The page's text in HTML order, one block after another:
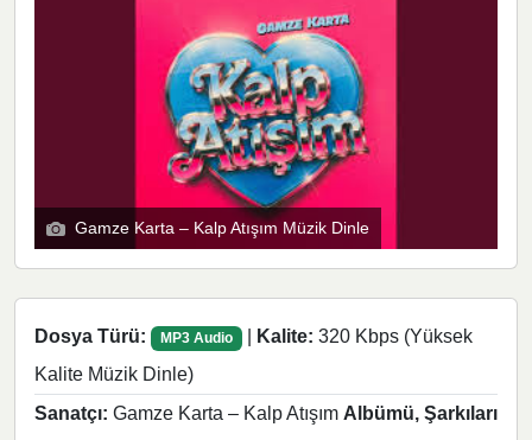
Gamze Karta – Kalp Atışım Müzik Dinle
Dosya Türü: MP3 Audio | Kalite: 320 Kbps (Yüksek
Kalite Müzik Dinle)
Sanatçı: Gamze Karta – Kalp Atışım Albümü, Şarkıları